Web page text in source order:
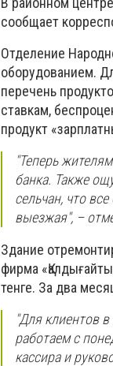
сообщает
Отделение
оборудованием.
перечень
ставкам,
продукт
"Теперь
банка. Также
сельчан, что
выезжая", –
Здание
фирма
тенге. За два
"Для клиентов
работаем с
кассира и